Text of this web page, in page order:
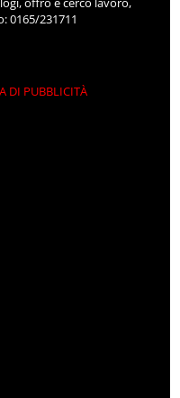
0165/231711
DI PUBBLICITÀ